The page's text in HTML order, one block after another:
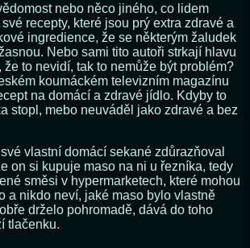
nebo něco jiného, ​​co lidem
recepty, které jsou prý extra zdravé a
ingredience, že se některým žaludek
Nebo sami tito autoři strkají hlavu
že to nevidí, tak to nemůže být problém?
koumáckém televizním magazínu
na domácí a zdravé jídlo. Kdyby to
stopl, mebo neuváděl jako zdravé a bez
vlastní domácí sekané zdůrazňoval
on si kupuje maso na ni u řezníka, tedy
směsi v hypermarketech, které mohou
a nikdo neví, jaké maso bylo vlastně
drželo pohromadě, dává do toho
tlačenku.